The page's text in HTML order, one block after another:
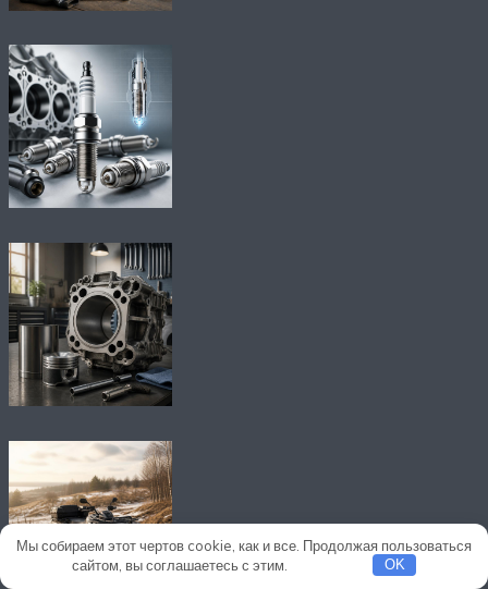
Мы собираем этот чертов cookie, как и все. Продолжая пользоваться
сайтом, вы соглашаетесь с этим.
OK